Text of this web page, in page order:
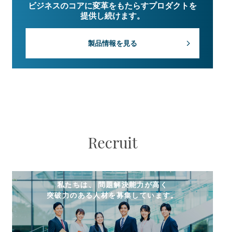
ビジネスのコアに変革をもたらすプロダクトを
提供し続けます。
製品情報を見る
Recruit
私たちは、 問題解決能力が高く
突破力のある人材を募集しています。